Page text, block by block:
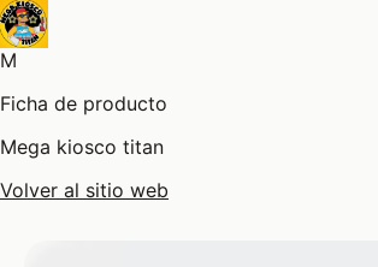
M
Ficha de producto
Mega kiosco titan
Volver al sitio web